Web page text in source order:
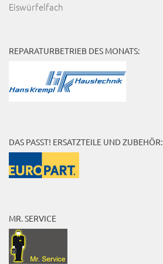
Eiswürfelfach
REPARATURBETRIEB DES MONATS:
DAS PASST! ERSATZTEILE UND ZUBEHÖR:
MR. SERVICE